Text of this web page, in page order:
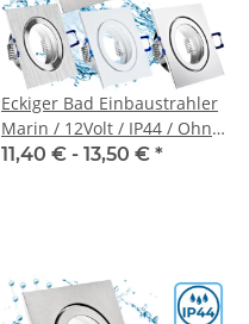
Eckiger Bad Einbaustrahler
Marin / 12Volt / IP44 / Ohne
LED Leuchtmittel
11,40 € - 13,50 € *